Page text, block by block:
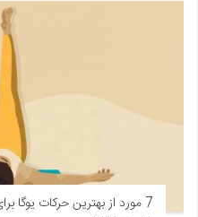
7 مورد از بهترین حرکات یوگا برای تسکین استرس